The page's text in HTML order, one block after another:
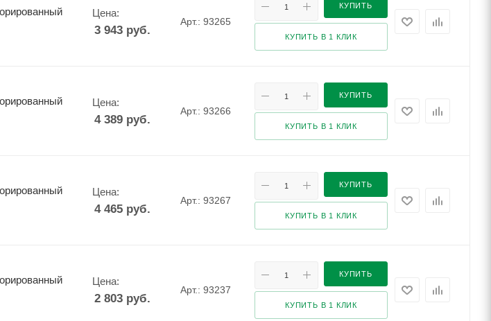
Цена:
3 943руб.
Арт.: 93265
КУПИТЬ
КУПИТЬ В 1 КЛИК
Цена:
4 389руб.
Арт.: 93266
КУПИТЬ
КУПИТЬ В 1 КЛИК
Цена:
4 465руб.
Арт.: 93267
КУПИТЬ
КУПИТЬ В 1 КЛИК
Цена:
2 803руб.
Арт.: 93237
КУПИТЬ
КУПИТЬ В 1 КЛИК